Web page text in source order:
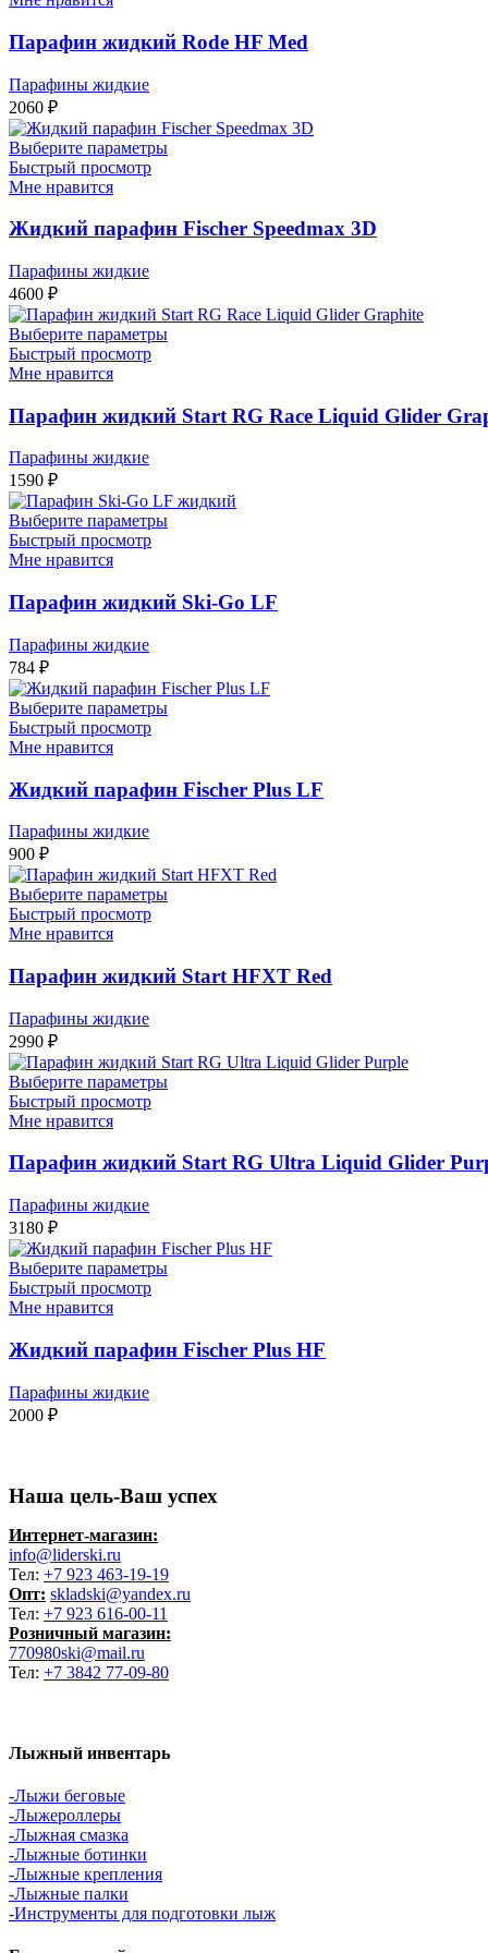
Парафин жидкий Rode HF Med
Парафины жидкие
2060 ₽
Выберите параметры
Быстрый просмотр
Мне нравится
Жидкий парафин Fischer Speedmax 3D
Парафины жидкие
4600 ₽
Выберите параметры
Быстрый просмотр
Мне нравится
Парафин жидкий Start RG Race Liquid Glider
Парафины жидкие
1590 ₽
Выберите параметры
Быстрый просмотр
Мне нравится
Парафин жидкий Ski-Go LF
Парафины жидкие
784 ₽
Выберите параметры
Быстрый просмотр
Мне нравится
Жидкий парафин Fischer Plus LF
Парафины жидкие
900 ₽
Выберите параметры
Быстрый просмотр
Мне нравится
Парафин жидкий Start HFXT Red
Парафины жидкие
2990 ₽
Выберите параметры
Быстрый просмотр
Мне нравится
Парафин жидкий Start RG Ultra Liquid Glider
Парафины жидкие
3180 ₽
Выберите параметры
Быстрый просмотр
Мне нравится
Жидкий парафин Fischer Plus HF
Парафины жидкие
2000 ₽
Наша цель-Ваш успех
Интернет-магазин:
info@liderski.ru
Тел: +7 923 463-19-19
Опт: skladski@yandex.ru
Тел: +7 923 616-00-11
Розничный магазин:
770980ski@mail.ru
Тел: +7 3842 77-09-80
Лыжный инвентарь
-Лыжи беговые
-Лыжероллеры
-Лыжная смазка
-Лыжные ботинки
-Лыжные крепления
-Лыжные палки
-Инструменты для подготовки лыж